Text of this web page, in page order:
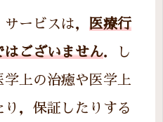
ービスは， 医療行
はございません．し
学上の治癒や医学上
，保証したりする